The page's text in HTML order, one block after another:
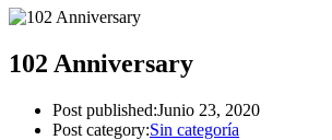
102 Anniversary
Post published:Junio 23, 2020
Post category:Sin categoría